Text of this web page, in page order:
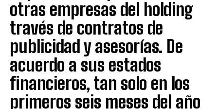
otras empresas del holding
través de contratos de
publicidad y asesorías. De
acuerdo a sus estados
financieros, tan solo en los
primeros seis meses del año